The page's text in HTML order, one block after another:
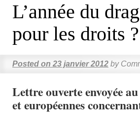
L’année du
pour les droits ?
Posted on 23 janvier 2012 by
Lettre ouverte envoyée
et européennes